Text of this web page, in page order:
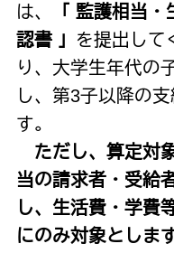
は、
「 監護相当
認書 」 を提出して
り、大学生年代の
し、第3子以降の
す。
ただし、算定対
当の請求者・受給
し、生活費・学費
にのみ対象とします